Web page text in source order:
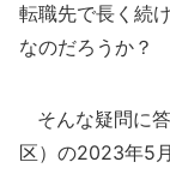
転職先で長く続
なのだろうか？
そんな疑問に
区）の2023年5